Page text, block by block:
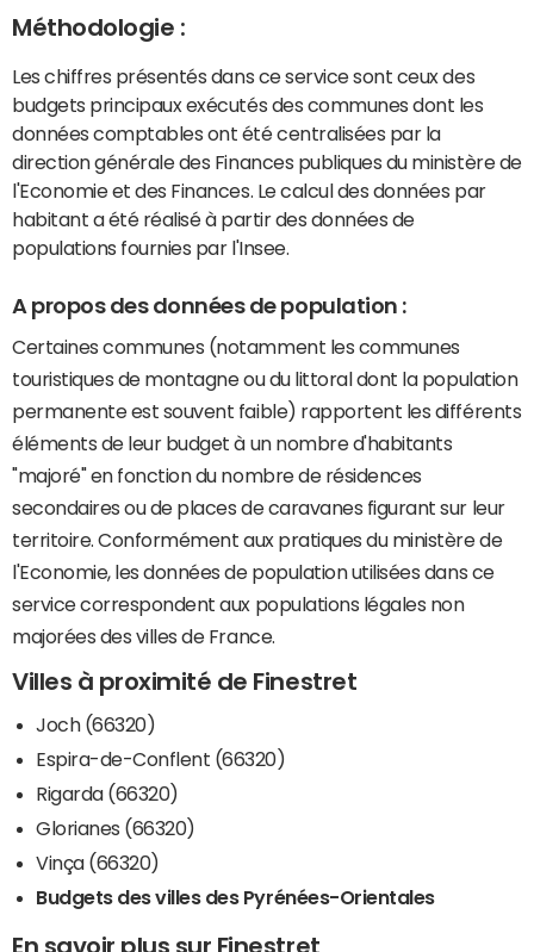
Méthodologie :
Les chiffres présentés dans ce service sont ceux des
budgets principaux exécutés des communes dont les
données comptables ont été centralisées par la
direction générale des Finances publiques du ministère de
l'Economie et des Finances. Le calcul des données par
habitant a été réalisé à partir des données de
populations fournies par l'Insee.
A propos des données de population :
Certaines communes (notamment les communes
touristiques de montagne ou du littoral dont la population
permanente est souvent faible) rapportent les différents
éléments de leur budget à un nombre d'habitants
"majoré" en fonction du nombre de résidences
secondaires ou de places de caravanes figurant sur leur
territoire. Conformément aux pratiques du ministère de
l'Economie, les données de population utilisées dans ce
service correspondent aux populations légales non
majorées des villes de France.
Villes à proximité de Finestret
Joch (66320)
Espira-de-Conflent (66320)
Rigarda (66320)
Glorianes (66320)
Vinça (66320)
Budgets des villes des Pyrénées-Orientales
En savoir plus sur Finestret